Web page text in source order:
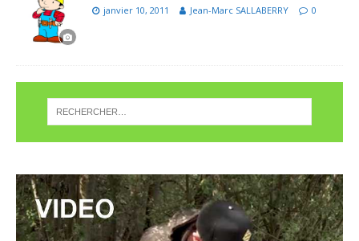
janvier 10, 2011 Jean-Marc SALLABERRY 0